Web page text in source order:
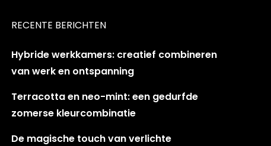
RECENTE BERICHTEN
Hybride werkkamers: creatief combineren
van werk en ontspanning
Terracotta en neo-mint: een gedurfde
zomerse kleurcombinatie
De magische touch van verlichte